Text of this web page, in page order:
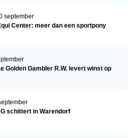
september
Center: meer dan een sportpony
Golden Gambler R.W. levert winst op
schittert in Warendorf